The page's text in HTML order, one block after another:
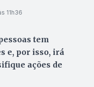
11h36
tem
e, por isso, irá
ações de